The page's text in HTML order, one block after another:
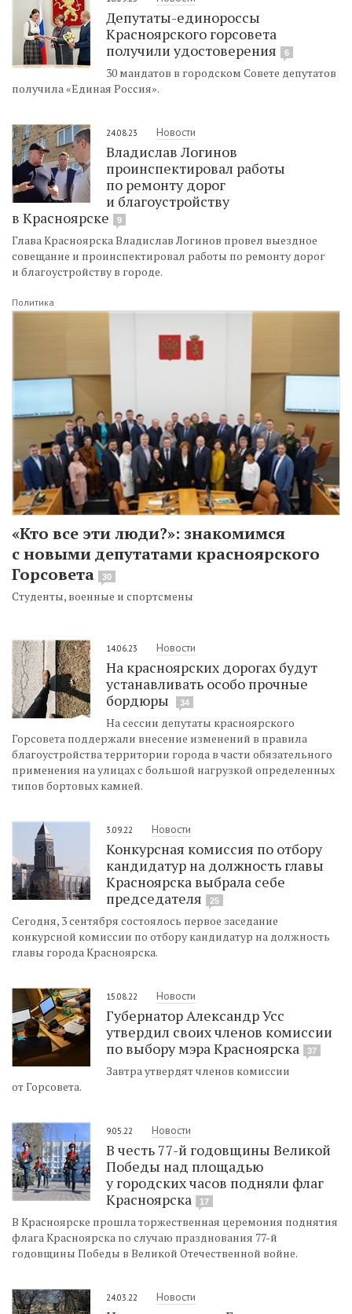
Депутаты-единороссы
Красноярского горсовета
получили удостоверения
6
30 мандатов в городском Совете депутатов
получила «Единая Россия».
24.08.23 Новости
Владислав Логинов
проинспектировал работы
по ремонту дорог
и благоустройству
в Красноярске
9
Глава Красноярска Владислав Логинов провел выездное
совещание и проинспектировал работы по ремонту дорог
и благоустройству в городе.
Политика
«Кто все эти люди?»: знакомимся
с новыми депутатами красноярского
Горсовета
30
Студенты, военные и спортсмены
14.06.23 Новости
На красноярских дорогах будут
устанавливать особо прочные
бордюры
34
На сессии депутаты красноярского
Горсовета поддержали внесение изменений в правила
благоустройства территории города в части обязательного
применения на улицах с большой нагрузкой определенных
типов бортовых камней.
3.09.22 Новости
Конкурсная комиссия по отбору
кандидатур на должность главы
Красноярска выбрала себе
председателя
25
Сегодня, 3 сентября состоялось первое заседание
конкурсной комиссии по отбору кандидатур на должность
главы города Красноярска.
15.08.22 Новости
Губернатор Александр Усс
утвердил своих членов комиссии
по выбору мэра Красноярска
37
Завтра утвердят членов комиссии
от Горсовета.
9.05.22 Новости
В честь 77-й годовщины Великой
Победы над площадью
у городских часов подняли флаг
Красноярска
17
В Красноярске прошла торжественная церемония поднятия
флага Красноярска по случаю празднования 77-й
годовщины Победы в Великой Отечественной войне. ​
24.03.22 Новости